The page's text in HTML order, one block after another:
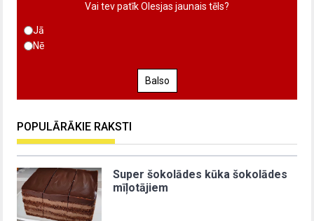
Vai tev patīk Olesjas jaunais tēls?
Jā
Nē
Balso
POPULĀRĀKIE RAKSTI
Super šokolādes kūka šokolādes
mīļotājiem